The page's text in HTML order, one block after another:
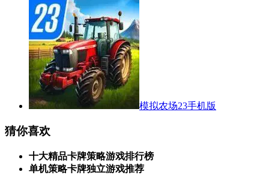
模拟农场23手机版
猜你喜欢
十大精品卡牌策略游戏排行榜
单机策略卡牌独立游戏推荐